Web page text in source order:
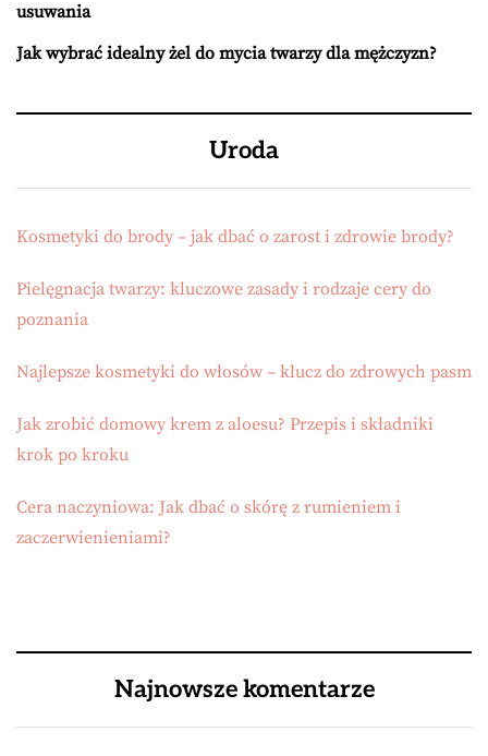
usuwania
Jak wybrać idealny żel do mycia twarzy dla mężczyzn?
Uroda
Kosmetyki do brody – jak dbać o zarost i zdrowie brody?
Pielęgnacja twarzy: kluczowe zasady i rodzaje cery do
poznania
Najlepsze kosmetyki do włosów – klucz do zdrowych pasm
Jak zrobić domowy krem z aloesu? Przepis i składniki
krok po kroku
Cera naczyniowa: Jak dbać o skórę z rumieniem i
zaczerwienieniami?
Najnowsze komentarze